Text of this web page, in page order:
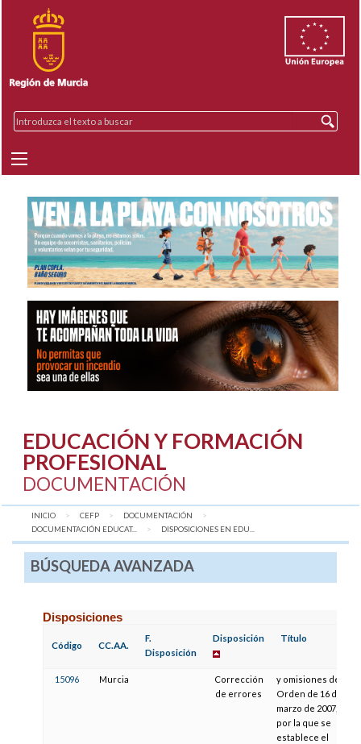
EDUCACIÓN Y FORMACIÓN
PROFESIONAL
DOCUMENTACIÓN
INICIO CEFP
DOCUMENTACIÓN
DOCUMENTACIÓN EDUCAT...
AQUÍ:
DISPOSICIONES EN EDU...
BÚSQUEDA AVANZADA
Disposiciones
Código CC.AA.
F.
Disposición
Disposición Título
15096 Murcia
Corrección
de errores
y omisiones de la
Orden de 16 de
marzo de 2007,
por la que se
establece el